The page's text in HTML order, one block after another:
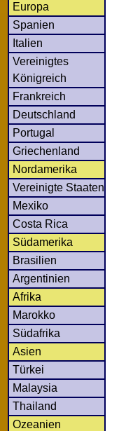
Europa
Spanien
Italien
Vereinigtes
Königreich
Frankreich
Deutschland
Portugal
Griechenland
Nordamerika
Vereinigte Staaten
Mexiko
Costa Rica
Südamerika
Brasilien
Argentinien
Afrika
Marokko
Südafrika
Asien
Türkei
Malaysia
Thailand
Ozeanien